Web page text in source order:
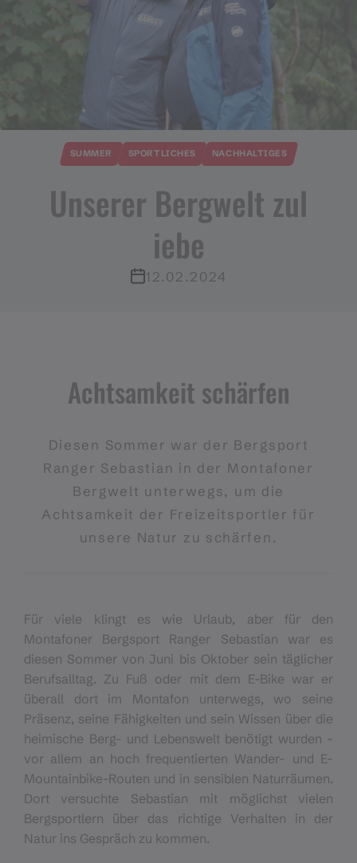
Unserer Bergwelt zul
iebe
SUMMER SPORTLICHES NACHHALTIGES
12.02.2024
Achtsamkeit schärfen
Diesen Sommer war der Bergsport
Ranger Sebastian in der Montafoner
Bergwelt unterwegs, um die
Achtsamkeit der Freizeitsportler für
unsere Natur zu schärfen.
Für viele klingt es wie Urlaub, aber für den
Montafoner Bergsport Ranger Sebastian war es
diesen Sommer von Juni bis Oktober sein täglicher
Berufsalltag. Zu Fuß oder mit dem E-Bike war er
überall dort im Montafon unterwegs, wo seine
Präsenz, seine Fähigkeiten und sein Wissen über die
heimische Berg- und Lebenswelt benötigt wurden –
vor allem an hoch frequentierten Wander- und E-
Mountainbike-Routen und in sensiblen Naturräumen.
Dort versuchte Sebastian mit möglichst vielen
Bergsportlern über das richtige Verhalten in der
Natur ins Gespräch zu kommen.